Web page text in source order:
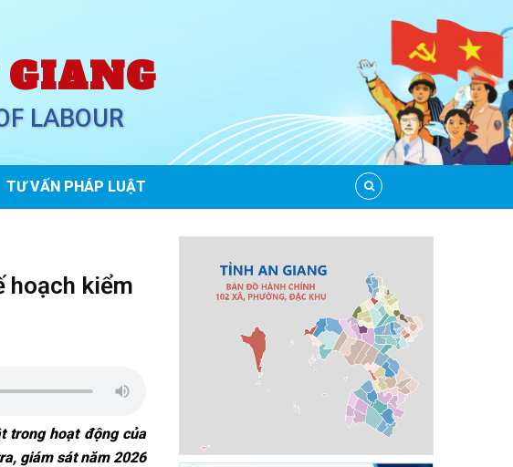
LABOUR
TƯ VẤN PHÁP LUẬT
hoạch kiểm
trong hoạt động của
giám sát năm 2026